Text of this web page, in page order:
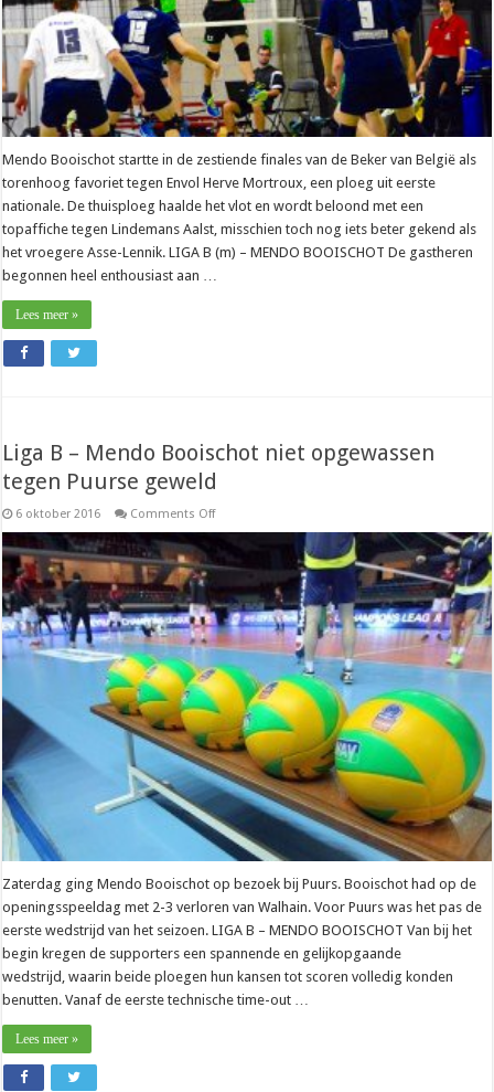
Mendo Booischot startte in de zestiende finales van de Beker van België als
torenhoog favoriet tegen Envol Herve Mortroux, een ploeg uit eerste
nationale. De thuisploeg haalde het vlot en wordt beloond met een
topaffiche tegen Lindemans Aalst, misschien toch nog iets beter gekend als
het vroegere Asse-Lennik. LIGA B (m) – MENDO BOOISCHOT De gastheren
begonnen heel enthousiast aan …
Lees meer »
Liga B – Mendo Booischot niet opgewassen
tegen Puurse geweld
6 oktober 2016 Comments Offon
Mendo
Booischot
niet
opgewassen
tegen
Puurse
geweld
Zaterdag ging Mendo Booischot op bezoek bij Puurs. Booischot had op de
openingsspeeldag met 2-3 verloren van Walhain. Voor Puurs was het pas de
eerste wedstrijd van het seizoen. LIGA B – MENDO BOOISCHOT Van bij het
begin kregen de supporters een spannende en gelijkopgaande
wedstrijd, waarin beide ploegen hun kansen tot scoren volledig konden
benutten. Vanaf de eerste technische time-out …
Lees meer »